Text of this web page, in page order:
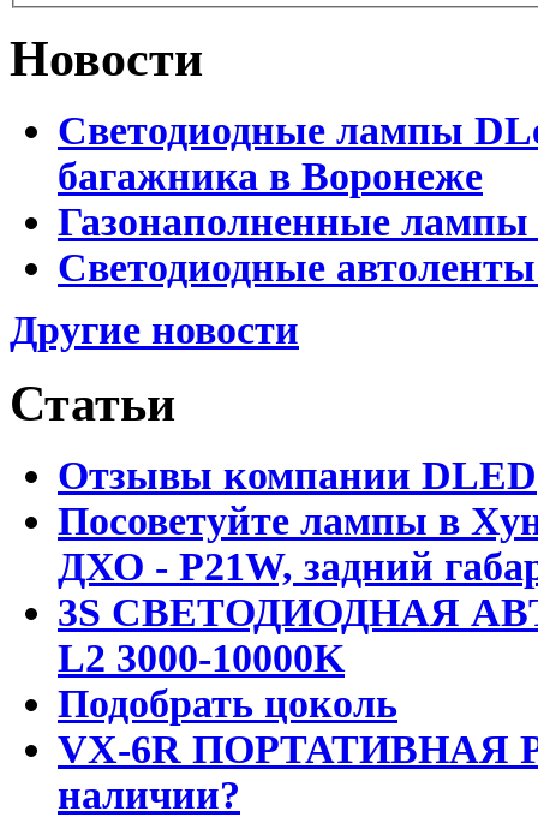
Новости
Светодиодные лампы
багажника в Воронеже
Газонаполненные
Светодиодные
Другие новости
Статьи
Отзывы компании DLED
Посоветуйте лампы в
ДХО - P21W, задний
3S СВЕТОДИОДНАЯ
L2 3000-10000K
Подобрать цоколь
VX-6R ПОРТАТИВНАЯ
наличии?